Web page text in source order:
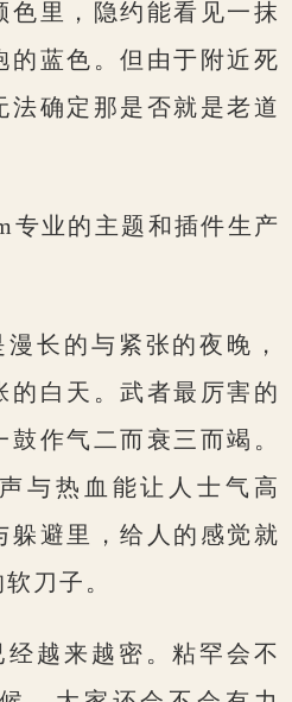
色里，隐约能看见一抹
的蓝色。但由于附近死
法确定那是否就是老道
专业的主题和插件生产
长的与紧张的夜晚，
的白天。武者最厉害的
作气二而衰三而竭。
与热血能让人士气高
躲避里，给人的感觉就
刀子。
越来越密。粘罕会不